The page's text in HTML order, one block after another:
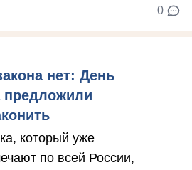
0
нет: День
предложили
который уже
по всей России,